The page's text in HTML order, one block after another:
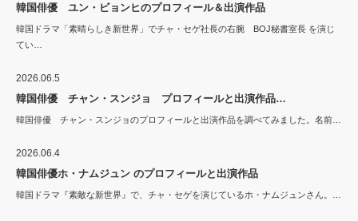
韓国俳優 ユン・ビョンヒのプロフィール＆出演作品
韓国ドラマ「素晴らしき新世界」でチャ・セゲ社長の右腕 BOJ秘書室長 を演じ
てい…
2026.06.5
韓国俳優 チャン・スンジョ プロフィールと出演作品…
韓国俳優 チャン・スンジョのプロフィールと出演作品を調べてみました。名前…
2026.06.4
韓国俳優ホ・ナムジュン のプロフィールと出演作品
韓国ドラマ『素敵な新世界』で、チャ・セゲを演じているホ・ナムジュンさん。…